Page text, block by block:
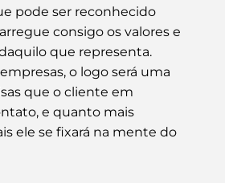
pode ser reconhecido
consigo os valores e
que representa.
o logo será uma
que o cliente em
e quanto mais
ele se fixará na mente do